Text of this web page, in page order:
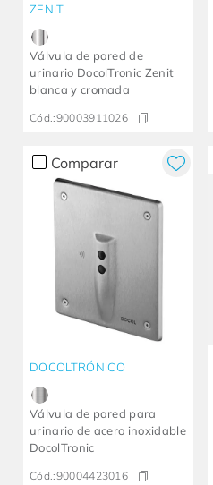
ZENIT
Válvula de pared de
urinario DocolTronic Zenit
blanca y cromada
Cód.:90003911026
Comparar
DOCOLTRÓNICO
Válvula de pared para
urinario de acero inoxidable
DocolTronic
Cód.:90004423016